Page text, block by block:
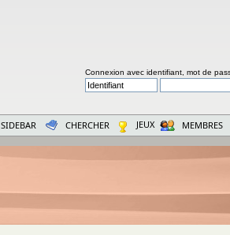
Connexion avec identifiant, mot de
SIDEBAR CHERCHER JEUX MEMBRES